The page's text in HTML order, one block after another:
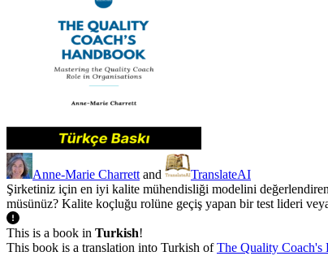
Anne-Marie Charrettand
TranslateAI
Şirketiniz için en iyi kalite mühendisliği modelini
müsünüz? Kalite koçluğu rolüne geçiş yapan bir test lideri
This is a book in Turkish!
This book is a translation into Turkish ofThe Quality Coach's